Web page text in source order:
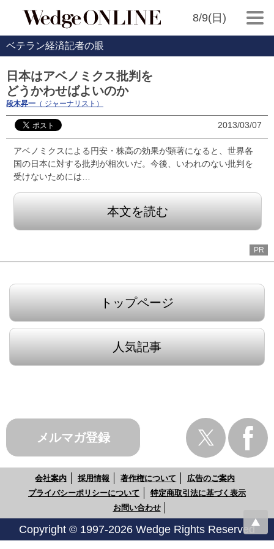
8/9(日)
ベテラン経済記者の眼
日本はアベノミクス批判を
どうかわせばよいのか
段木昇一 （ ジャーナリスト）
2013/03/07
アベノミクスによる円安・株高の効果が顕著になると、世界各
国の日本に対する批判が相次いだ。今後、いわれのない批判を
受けないためには…
本文を読む
PR
トップページ
人気記事
メルマガ登録
会社案内 採用情報 著作権について
広告のご案内
プライバシーポリシーについて
特定商取引法に基づく表示
お問い合わせ
Copyright © 1997-2026 Wedge Rights Reserved